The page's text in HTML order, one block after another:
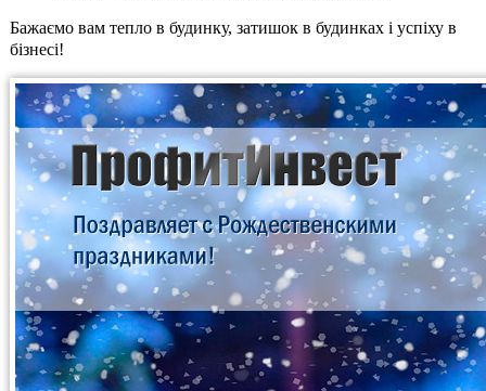
Бажаємо вам тепло в будинку, затишок в будинках і успіху в
бізнесі!